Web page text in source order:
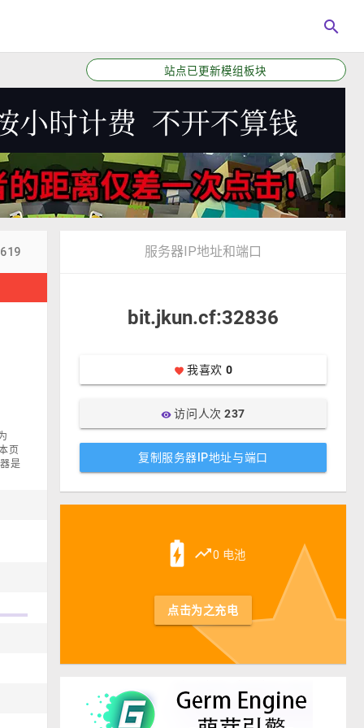
search
站点已更新模组板块
页
是
服务器IP地址和端口
bit.jkun.cf:32836
favorite 我喜欢 0
visibility访问人次237
复制服务器IP地址与端口
battery_charging_full trending_up0 电池
点击为之充电